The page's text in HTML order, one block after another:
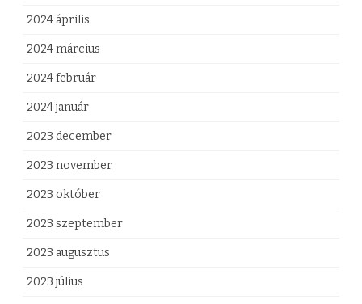
2024 április
2024 március
2024 február
2024 január
2023 december
2023 november
2023 október
2023 szeptember
2023 augusztus
2023 július